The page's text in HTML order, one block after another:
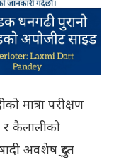
मात्रा परीक्षण
र कैलालीको
अवशेष दु्रत